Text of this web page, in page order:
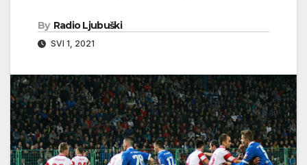
By Radio Ljubuški
SVI 1, 2021